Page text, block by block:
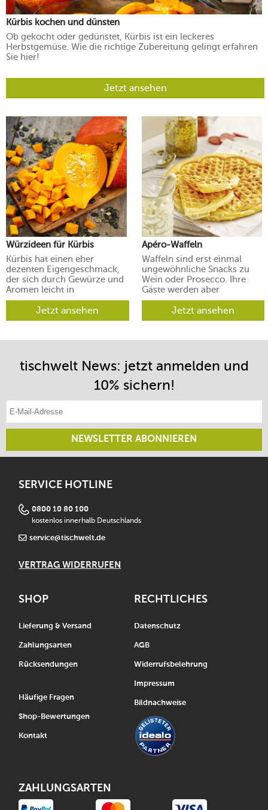
Kürbis kochen und dünsten
Ob gekocht oder gedünstet, Kürbis ist ein leckeres
Herbstgemüse. Wie die richtige Zubereitung gelingt erfahren
Sie hier!
Jetzt ansehen
Würzideen für Kürbis
Kürbis hat einen eher
dezenten Eigengeschmack,
der sich durch Gewürze und
Aromen leicht in
verschiedene Richtungen
lenken lässt.Jetzt ansehen
Apéro-Waffeln
Waffeln sind erst einmal
ungewöhnliche Snacks zu
Wein oder Prosecco. Ihre
Gäste werden aber
begeistert sein.
Jetzt ansehen
tischwelt News: jetzt anmelden und
10% sichern!
E-Mail-Adresse eintragen
NEWSLETTER ABONNIEREN
SERVICE HOTLINE
0800 10 80 100
kostenlos innerhalb Deutschlands
service@tischwelt.de
VERTRAG WIDERRUFEN
SHOP
Lieferung & Versand
Zahlungsarten
Rücksendungen
Häufige Fragen
Shop-Bewertungen
Kontakt
RECHTLICHES
Datenschutz
AGB
Widerrufsbelehrung
Impressum
Bildnachweise
ZAHLUNGSARTEN